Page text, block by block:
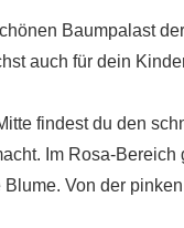
Baumpalast
auch für dein
findest du den
Im Rosa-Bereich
Von der